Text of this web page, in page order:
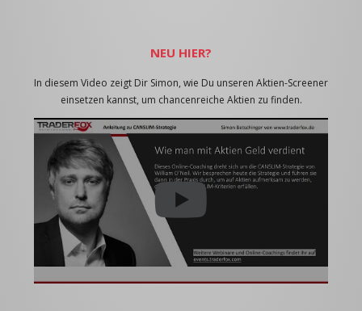
NEU HIER?
In diesem Video zeigt Dir Simon, wie Du unseren Aktien-Screener
einsetzen kannst, um chancenreiche Aktien zu finden.